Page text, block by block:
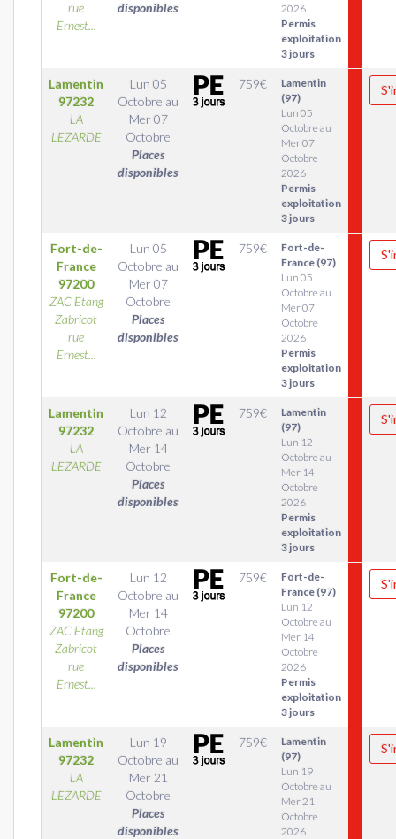
rue
Ernest...
disponibles
2026
Permis
exploitation
3 jours
Lamentin
97232
LA
LEZARDE
Lun 05
Octobre au
Mer 07
Octobre
Places
disponibles
759€
Lamentin
(97)
Lun 05
Octobre au
Mer 07
Octobre
2026
Permis
exploitation
3 jours
Fort-de-
France
97200
ZAC Etang
Zabricot
rue
Ernest...
Lun 05
Octobre au
Mer 07
Octobre
Places
disponibles
759€
Fort-de-
France (97)
Lun 05
Octobre au
Mer 07
Octobre
2026
Permis
exploitation
3 jours
Lamentin
97232
LA
LEZARDE
Lun 12
Octobre au
Mer 14
Octobre
Places
disponibles
759€
Lamentin
(97)
Lun 12
Octobre au
Mer 14
Octobre
2026
Permis
exploitation
3 jours
Fort-de-
France
97200
ZAC Etang
Zabricot
rue
Ernest...
Lun 12
Octobre au
Mer 14
Octobre
Places
disponibles
759€
Fort-de-
France (97)
Lun 12
Octobre au
Mer 14
Octobre
2026
Permis
exploitation
3 jours
Lamentin
97232
LA
LEZARDE
Lun 19
Octobre au
Mer 21
Octobre
Places
disponibles
759€
Lamentin
(97)
Lun 19
Octobre au
Mer 21
Octobre
2026